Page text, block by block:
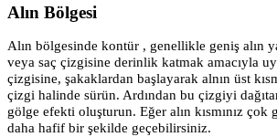
Alın Bölgesi
Alın bölgesinde kontür , genellikle geniş alın
veya saç çizgisine derinlik katmak amacıyla
çizgisine, şakaklardan başlayarak alnın üst
çizgi halinde sürün. Ardından bu çizgiyi
gölge efekti oluşturun. Eğer alın kısmınız çok
daha hafif bir şekilde geçebilirsiniz.